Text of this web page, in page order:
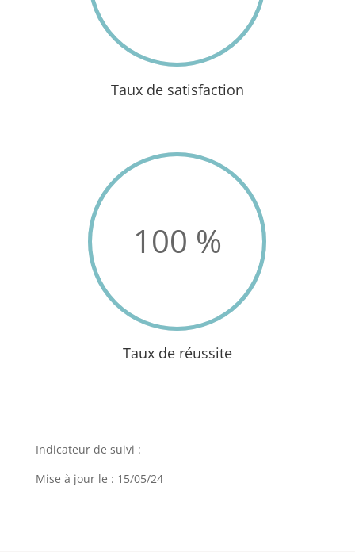
Taux de satisfaction
100 %
Taux de réussite
Indicateur de suivi :
Mise à jour le : 15/05/24